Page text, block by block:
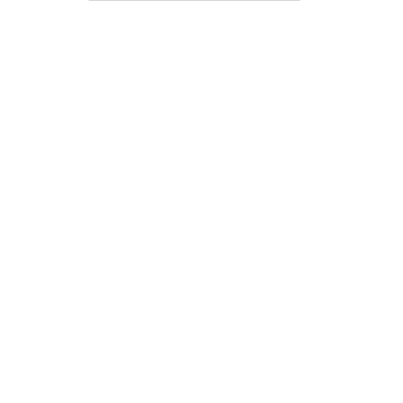
I valori di stato predefiniti